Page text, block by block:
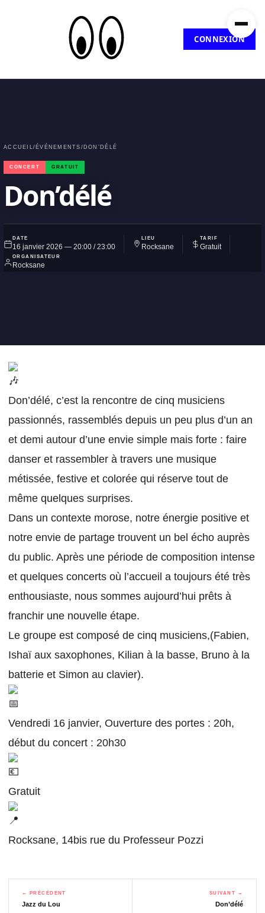
CONNEXION
ACCUEIL/ ÉVÉNEMENTS / DON’DÉLÉ
CONCERT GRATUIT
Don’délé
DATE
16 janvier 2026 — 20:00 / 23:00
LIEU
Rocksane
TARIF
Gratuit
ORGANISATEUR
Rocksane
Don’délé, c’est la rencontre de cinq musiciens
passionnés, rassemblés depuis un peu plus d’un an
et demi autour d’une envie simple mais forte : faire
danser et rassembler à travers une musique
métissée, festive et colorée qui réserve tout de
même quelques surprises.
Dans un contexte morose, notre énergie positive et
notre envie de partage trouvent un bel écho auprès
du public. Après une période de composition intense
et quelques concerts où l’accueil a toujours été très
enthousiaste, nous sommes aujourd’hui prêts à
franchir une nouvelle étape.
Le groupe est composé de cinq musiciens,(Fabien,
Ishaï aux saxophones, Kilian à la basse, Bruno à la
batterie et Simon au clavier).
Vendredi 16 janvier, Ouverture des portes : 20h,
début du concert : 20h30
Gratuit
Rocksane, 14bis rue du Professeur Pozzi
← PRÉCÉDENT
Jazz du Lou
SUIVANT →
Don’délé